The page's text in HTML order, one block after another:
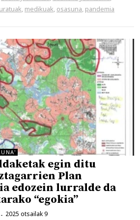
medikuak osasuna pandemia
egin ditu
Plan
edozein lurralde da
“egokia”
2025 otsailak 9